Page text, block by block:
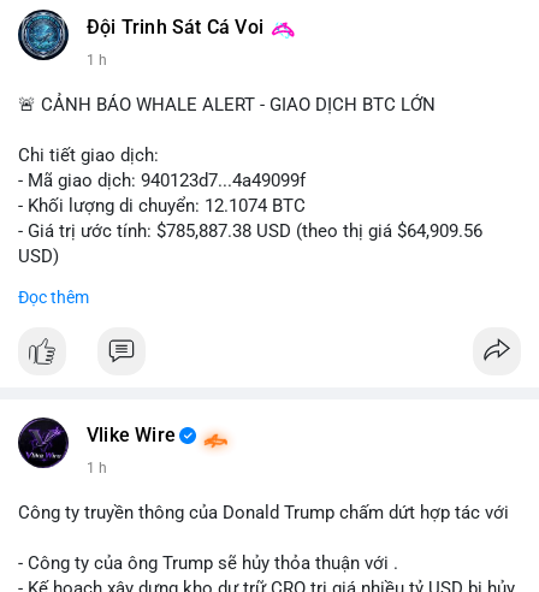
Đội Trinh Sát Cá Voi
1 h
🚨 CẢNH BÁO WHALE ALERT - GIAO DỊCH BTC LỚN
Chi tiết giao dịch:
- Mã giao dịch: 940123d7...4a49099f
- Khối lượng di chuyển: 12.1074 BTC
- Giá trị ước tính: $785,887.38 USD (theo thị giá $64,909.56
USD)
Khối lượng 12.1 BTC tương đương gần 786 nghìn USD được di
Động thái này có thể là bước chuẩn bị thanh khoản để bán ra,
hoặc tái phân bổ tài sản giữa các ví nóng nhằm tối ưu phí giao
thấy cá voi đang thăm dò thanh khoản thị trường trước khi có
Lời khuyên cho nhà đầu tư nhỏ lẻ: Theo dõi xác nhận giao dịch
Đọc thêm
Vlike Wire
1 h
Công ty truyền thông của Donald Trump chấm dứt hợp tác với
- Công ty của ông Trump sẽ hủy thỏa thuận với .